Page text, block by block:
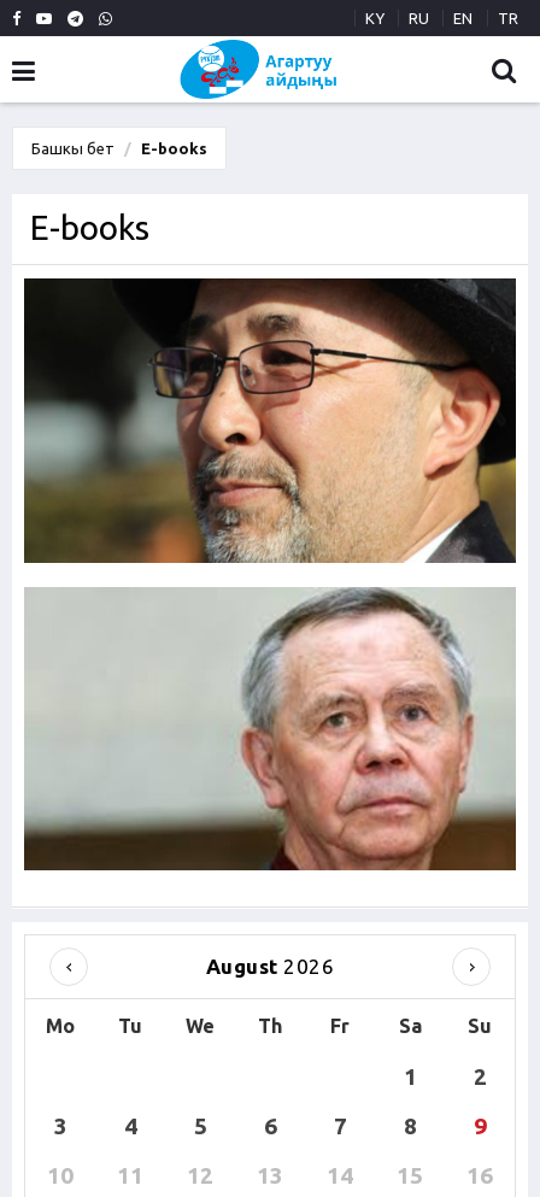
KY RU EN TR
Башкы бет E-books
E-books
August 2026
Mo Tu We Th Fr Sa Su
1
2
3
4 5 6 7 8
9
10
11 12 13 14 15
16